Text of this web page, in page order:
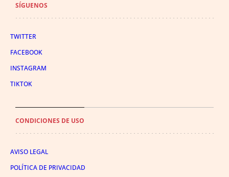
SÍGUENOS
TWITTER
FACEBOOK
INSTAGRAM
TIKTOK
CONDICIONES DE USO
AVISO LEGAL
POLÍTICA DE PRIVACIDAD